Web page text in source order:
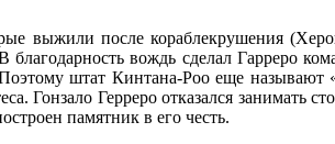
выжили после кораблекрушения
вождь сделал Гарреро
штат Кинтана-Роо еще называют
Гонзало Герреро отказался занимать
памятник в его честь.